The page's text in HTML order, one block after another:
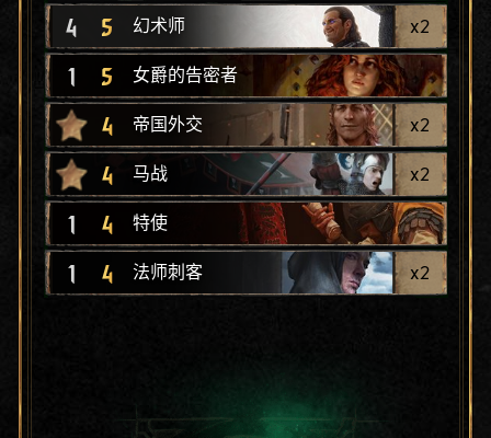
4 5 幻术师 x2
1 5 女爵的告密者
4 帝国外交 x2
4 马战 x2
1 4 特使
1 4 法师刺客 x2